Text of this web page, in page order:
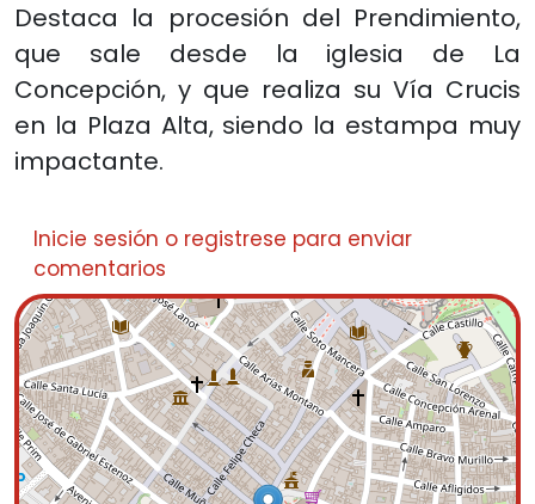
Destaca la procesión del Prendimiento,
que sale desde la iglesia de La
Concepción, y que realiza su Vía Crucis
en la Plaza Alta, siendo la estampa muy
impactante.
Inicie sesión o registrese para enviar
comentarios